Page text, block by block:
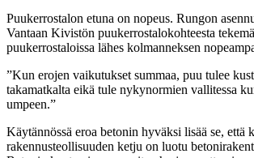
Puukerrostalon etuna on nopeus. Rungon
Vantaan Kivistön puukerrostalokohteesta
puukerrostaloissa lähes kolmanneksen
”Kun erojen vaikutukset summaa, puu tulee
takamatkalta eikä tule nykynormien vallitessa
umpeen.”
Käytännössä eroa betonin hyväksi lisää se, että
rakennusteollisuuden ketju on luotu